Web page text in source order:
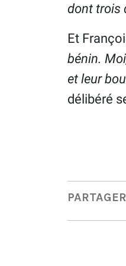
dont trois
Et
bénin.
et leur
délibéré
PARTAGER